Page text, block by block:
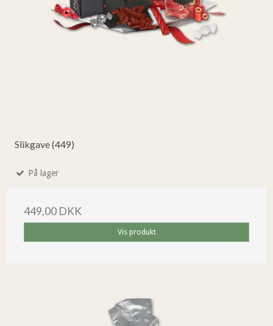
Slikgave (449)
På lager
449,00 DKK
Vis produkt